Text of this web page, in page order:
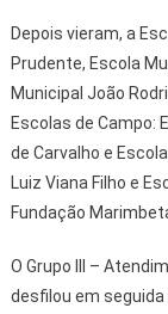
Depois vieram, a
Prudente, Escola
Municipal João
Escolas de Campo:
de Carvalho e
Luiz Viana Filho e
Fundação
O Grupo III –
desfilou em seguida